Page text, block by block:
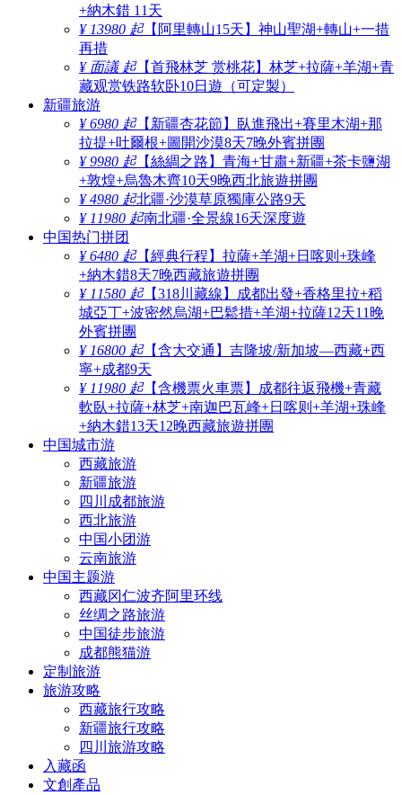
+納木錯 11天
¥ 13980 起【阿里轉山15天】神山聖湖+轉山+一措
再措
¥ 面議 起【首飛林芝 赏桃花】林芝+拉薩+羊湖+青
藏观赏铁路软卧10日遊（可定製）
新疆旅游
¥ 6980 起【新疆杏花節】臥進飛出+賽里木湖+那
拉提+吐爾根+圖開沙漠8天7晚外賓拼團
¥ 9980 起【絲綢之路】青海+甘肅+新疆+茶卡鹽湖
+敦煌+烏魯木齊10天9晚西北旅遊拼團
¥ 4980 起北疆·沙漠草原獨庫公路9天
¥ 11980 起南北疆·全景線16天深度遊
中国热门拼团
¥ 6480 起【經典行程】拉薩+羊湖+日喀则+珠峰
+納木錯8天7晚西藏旅遊拼團
¥ 11580 起【318川藏線】成都出發+香格里拉+稻
城亞丁+波密然烏湖+巴鬆措+羊湖+拉薩12天11晚
外賓拼團
¥ 16800 起【含大交通】吉隆坡/新加坡—西藏+西
寧+成都9天
¥ 11980 起【含機票火車票】成都往返飛機+青藏
軟臥+拉薩+林芝+南迦巴瓦峰+日喀则+羊湖+珠峰
+納木錯13天12晚西藏旅遊拼團
中国城市游
西藏旅游
新疆旅游
四川成都旅游
西北旅游
中国小团游
云南旅游
中国主题游
西藏冈仁波齐阿里环线
丝绸之路旅游
中国徒步旅游
成都熊猫游
定制旅游
旅游攻略
西藏旅行攻略
新疆旅行攻略
四川旅游攻略
入藏函
文創產品